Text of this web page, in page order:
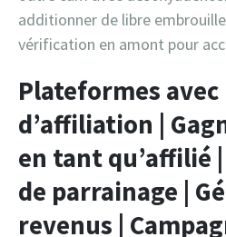
additionner de libre
vérification en amont pour
Plateformes
d’affiliation |
en tant qu’affilié
de parrainage |
revenus |